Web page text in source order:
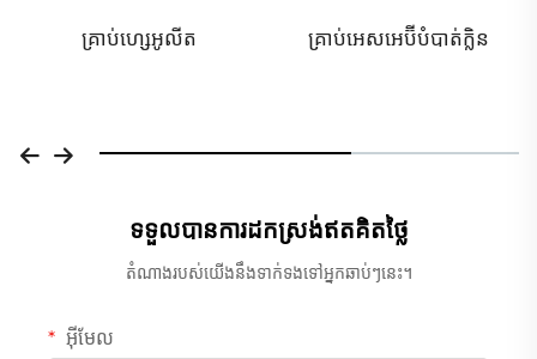
គ្រាប់ហ្សេអូលីត គ្រាប់អេសអេប៊ីបំបាត់ក្លិន
ទទួលបានការដកស្រង់ឥតគិតថ្លៃ
តំណាងរបស់យើងនឹងទាក់ទងទៅអ្នកឆាប់ៗនេះ។
អ៊ីមែល